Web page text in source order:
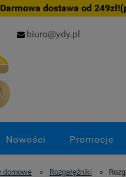
dostawa od
biuro@ydy.pl
Nowości Promocje
domowe » Rozgałęźniki »